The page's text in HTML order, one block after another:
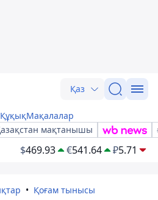
Қаз
ҚұқықМақалалар
мақтанышы
$469.93 €541.64 ₽5.71
Қоғам тынысы